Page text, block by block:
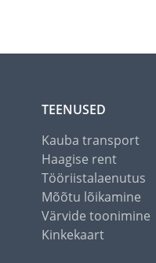
TEENUSED
Kauba transport
Haagise rent
Tööriistalaenutus
Mõõtu lõikamine
Värvide toonimine
Kinkekaart